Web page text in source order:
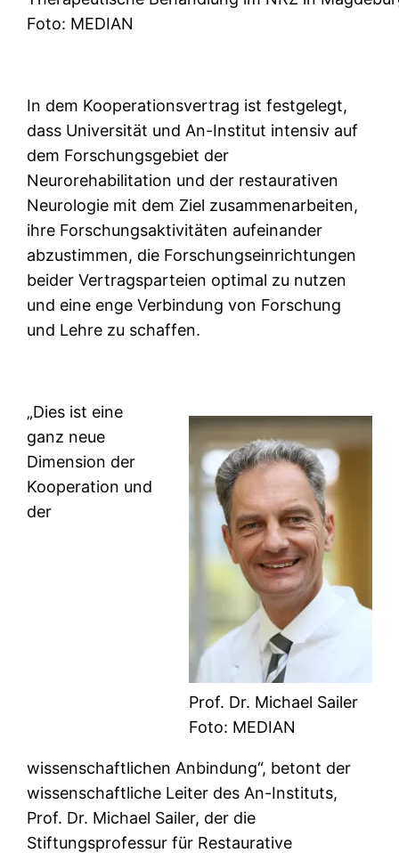
Foto: MEDIAN
In dem Kooperationsvertrag ist festgelegt,
dass Universität und An-Institut intensiv auf
dem Forschungsgebiet der
Neurorehabilitation und der restaurativen
Neurologie mit dem Ziel zusammenarbeiten,
ihre Forschungsaktivitäten aufeinander
abzustimmen, die Forschungseinrichtungen
beider Vertragsparteien optimal zu nutzen
und eine enge Verbindung von Forschung
und Lehre zu schaffen.
Prof. Dr. Michael Sailer
Foto: MEDIAN
„Dies ist eine
ganz neue
Dimension der
Kooperation und
der
wissenschaftlichen Anbindung“, betont der
wissenschaftliche Leiter des An-Instituts,
Prof. Dr. Michael Sailer, der die
Stiftungsprofessur für Restaurative